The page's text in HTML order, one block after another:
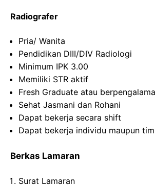
Radiografer
Pria/ Wanita
Pendidikan DIII/DIV Radiologi
Minimum IPK 3.00
Memiliki STR aktif
Fresh Graduate atau
Sehat Jasmani dan Rohani
Dapat bekerja secara shift
Dapat bekerja individu maupun tim
Berkas Lamaran
Surat Lamaran